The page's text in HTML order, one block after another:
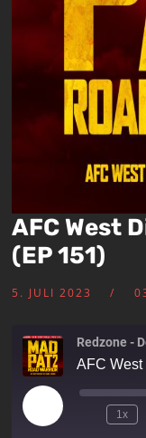
AFC West
(EP 151)
5. JULI 2023
Redzone -
AFC
1x